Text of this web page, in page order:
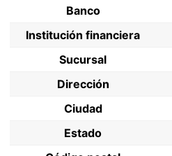
Banco
Institución financiera
Sucursal
Dirección
Ciudad
Estado